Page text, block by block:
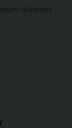
ukázkami